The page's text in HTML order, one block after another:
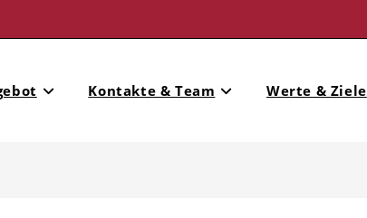
Kontakte & Team Werte & Ziele